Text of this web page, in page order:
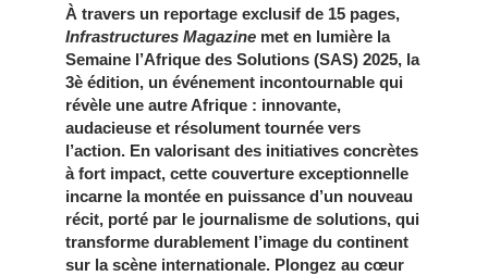
À travers un reportage exclusif de 15 pages,
Infrastructures Magazine met en lumière la
Semaine l’Afrique des Solutions (SAS) 2025, la
3è édition, un événement incontournable qui
révèle une autre Afrique : innovante,
audacieuse et résolument tournée vers
l’action. En valorisant des initiatives concrètes
à fort impact, cette couverture exceptionnelle
incarne la montée en puissance d’un nouveau
récit, porté par le journalisme de solutions, qui
transforme durablement l’image du continent
sur la scène internationale. Plongez au cœur